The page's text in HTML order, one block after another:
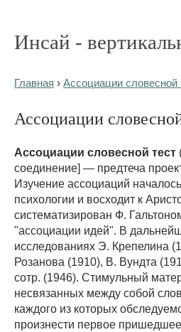
Инсай -
Главная › Ассоциации словесной
Ассоциации
Ассоциации словесной тест
соединение] — предтеча
Изучение ассоциаций
психологии и восходит к
систематизирован Ф.
"ассоциации идей". В
исследованиях Э. Крепелина
Розанова (1910), В. Вундта
сотр. (1946). Стимульный
несвязанных между собой
каждого из которых
произнести первое